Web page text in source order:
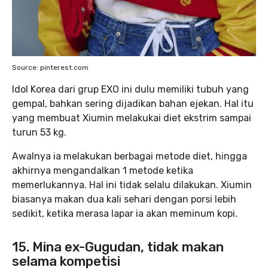
Source: pinterest.com
Idol Korea dari grup EXO ini dulu memiliki tubuh yang
gempal, bahkan sering dijadikan bahan ejekan. Hal itu
yang membuat Xiumin melakukai diet ekstrim sampai
turun 53 kg.
Awalnya ia melakukan berbagai metode diet, hingga
akhirnya mengandalkan 1 metode ketika
memerlukannya. Hal ini tidak selalu dilakukan. Xiumin
biasanya makan dua kali sehari dengan porsi lebih
sedikit, ketika merasa lapar ia akan meminum kopi.
15. Mina ex-Gugudan, tidak makan
selama kompetisi